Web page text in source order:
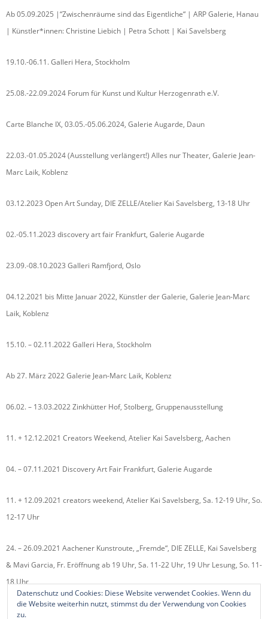
Ab 05.09.2025 |“Zwischenräume sind das Eigentliche“ | ARP Galerie, Hanau
| Künstler*innen: Christine Liebich | Petra Schott | Kai Savelsberg
19.10.-06.11. Galleri Hera, Stockholm
25.08.-22.09.2024 Forum für Kunst und Kultur Herzogenrath e.V.
Carte Blanche IX, 03.05.-05.06.2024, Galerie Augarde, Daun
22.03.-01.05.2024 (Ausstellung verlängert!) Alles nur Theater, Galerie Jean-
Marc Laik, Koblenz
03.12.2023 Open Art Sunday, DIE ZELLE/Atelier Kai Savelsberg, 13-18 Uhr
02.-05.11.2023 discovery art fair Frankfurt, Galerie Augarde
23.09.-08.10.2023 Galleri Ramfjord, Oslo
04.12.2021 bis Mitte Januar 2022, Künstler der Galerie, Galerie Jean-Marc
Laik, Koblenz
15.10. – 02.11.2022 Galleri Hera, Stockholm
Ab 27. März 2022 Galerie Jean-Marc Laik, Koblenz
06.02. – 13.03.2022 Zinkhütter Hof, Stolberg, Gruppenausstellung
11. + 12.12.2021 Creators Weekend, Atelier Kai Savelsberg, Aachen
04. – 07.11.2021 Discovery Art Fair Frankfurt, Galerie Augarde
11. + 12.09.2021 creators weekend, Atelier Kai Savelsberg, Sa. 12-19 Uhr, So.
12-17 Uhr
24. – 26.09.2021 Aachener Kunstroute, „Fremde“, DIE ZELLE, Kai Savelsberg
& Mavi Garcia, Fr. Eröffnung ab 19 Uhr, Sa. 11-22 Uhr, 19 Uhr Lesung, So. 11-
18 Uhr
Datenschutz und Cookies: Diese Website verwendet Cookies. Wenn du
die Website weiterhin nutzt, stimmst du der Verwendung von Cookies
zu.